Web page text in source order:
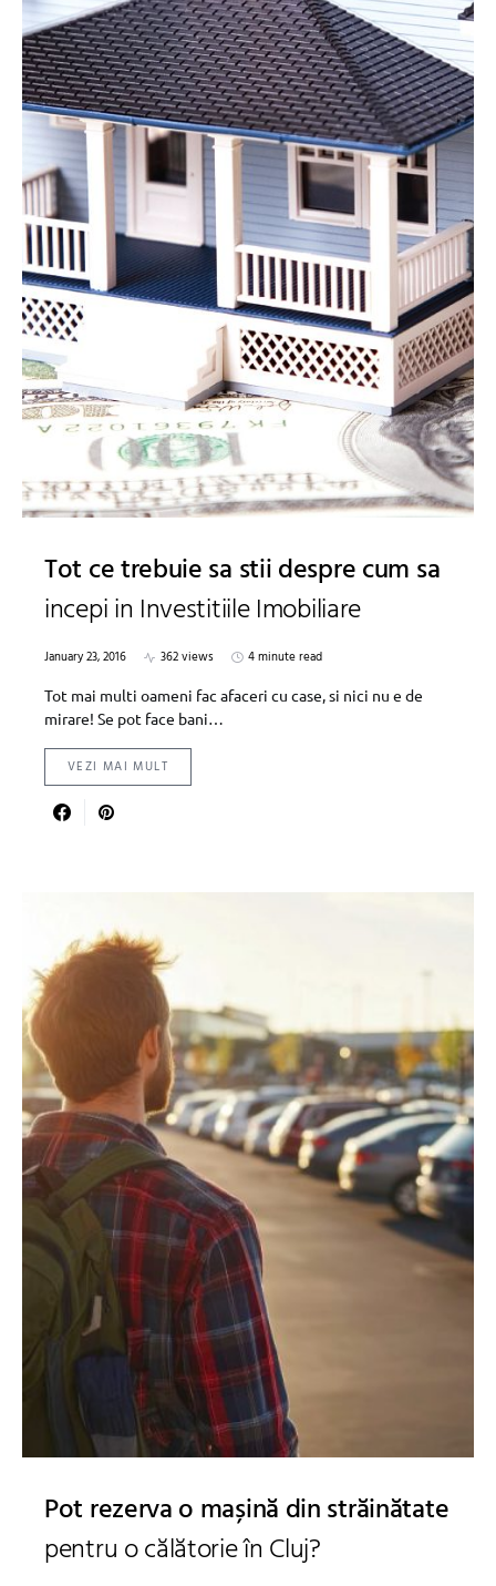
Tot ce trebuie sa stii despre cum sa
incepi in Investitiile Imobiliare
January 23, 2016 362 views
4 minute read
Tot mai multi oameni fac afaceri cu case, si nici nu e de
mirare! Se pot face bani…
VEZI MAI MULT
Pot rezerva o mașină din străinătate
pentru o călătorie în Cluj?